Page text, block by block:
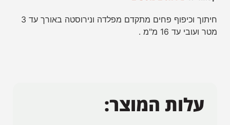
חיתוך וכיפוף פחים מתקדם מפלדה ונירוסטה באורך עד 3
מטר ועובי עד 16 מ"מ .
עלות המוצר: